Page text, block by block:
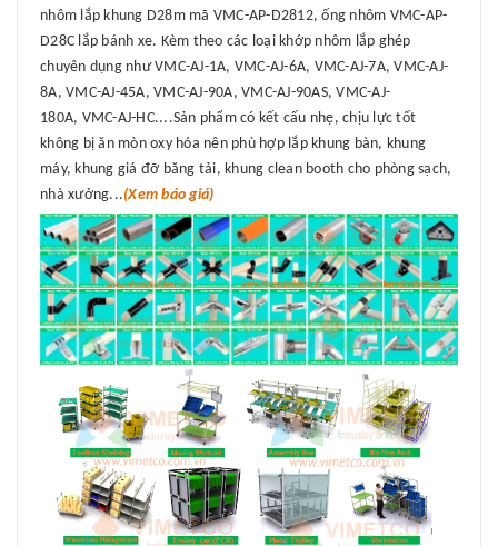
nhôm lắp khung D28m mã VMC-AP-D2812, ống nhôm VMC-AP-
D28C lắp bánh xe. Kèm theo các loại khớp nhôm lắp ghép
chuyên dụng như VMC-AJ-1A, VMC-AJ-6A, VMC-AJ-7A, VMC-AJ-
8A, VMC-AJ-45A, VMC-AJ-90A, VMC-AJ-90AS, VMC-AJ-
180A, VMC-AJ-HC....Sản phẩm có kết cấu nhẹ, chịu lực tốt
không bị ăn mòn oxy hóa nên phù hợp lắp khung bàn, khung
máy, khung giá đỡ băng tải, khung clean booth cho phòng sạch,
nhà xưởng...(Xem báo giá)